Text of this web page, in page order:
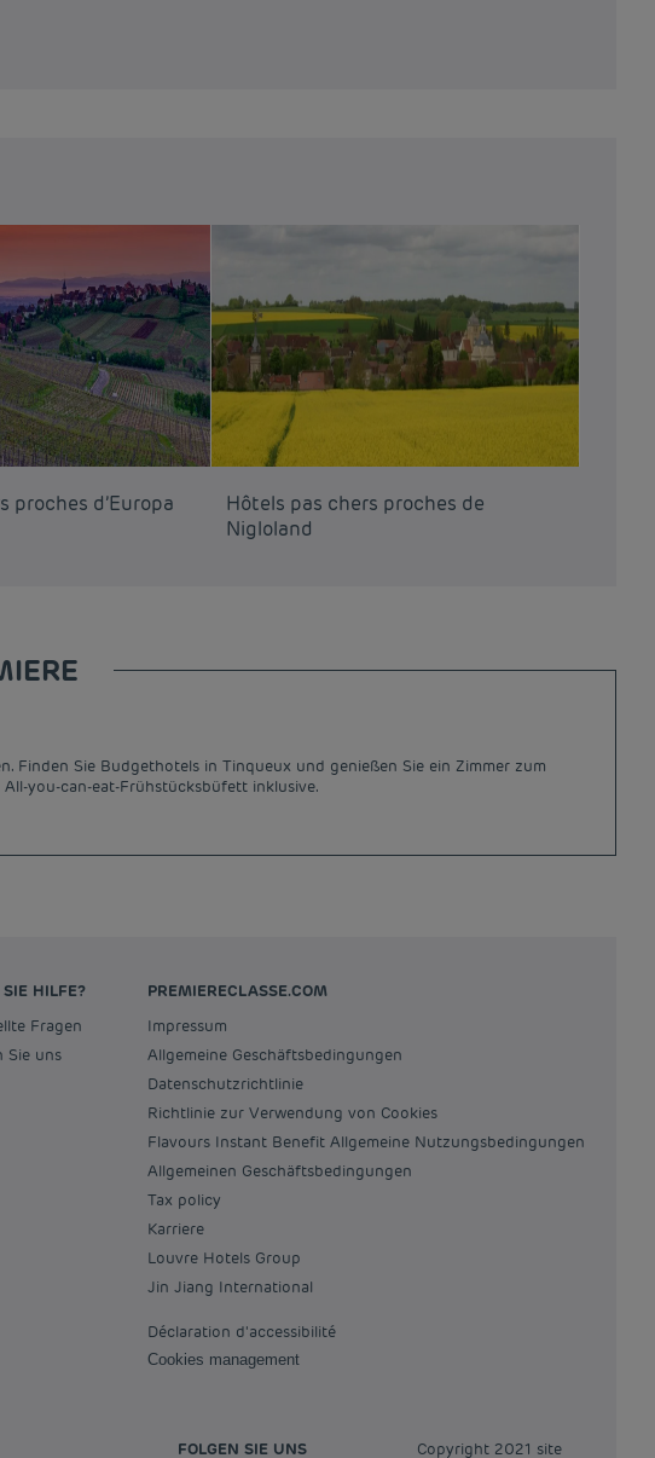
proches d’Europa
Hôtels pas chers proches de
Nigloland
Finden Sie Budgethotels in Tinqueux und genießen Sie ein Zimmer zum
you-can-eat-Frühstücksbüfett inklusive.
SIE HILFE?
Fragen
Sie uns
PREMIERECLASSE.COM
Impressum
Allgemeine Geschäftsbedingungen
Datenschutzrichtlinie
Richtlinie zur Verwendung von Cookies
Flavours Instant Benefit Allgemeine Nutzungsbedingungen
Allgemeinen Geschäftsbedingungen
Tax policy
Karriere
Louvre Hotels Group
Jin Jiang International
Déclaration d'accessibilité
Cookies management
FOLGEN SIE UNS Copyright 2021 site